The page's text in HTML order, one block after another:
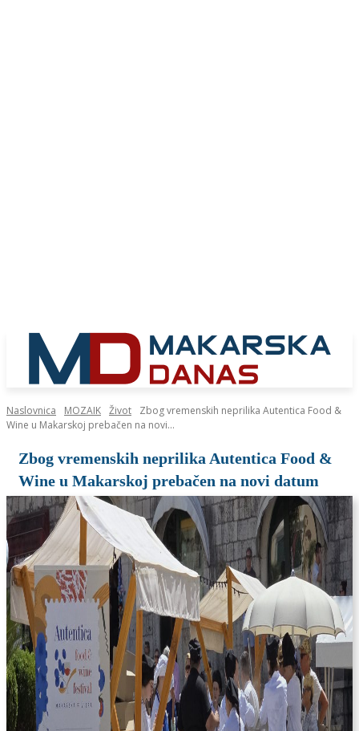
Naslovnica MOZAIK Život
Zbog vremenskih neprilika Autentica Food &
Wine u Makarskoj prebačen na novi...
Zbog vremenskih neprilika Autentica Food &
Wine u Makarskoj prebačen na novi datum